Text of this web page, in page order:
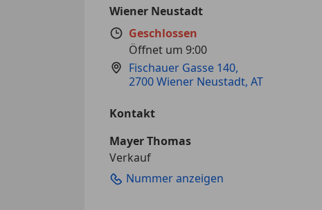
Wiener Neustadt
Geschlossen
Öffnet um 9:00
Fischauer Gasse 140,
2700 Wiener Neustadt, AT
Kontakt
Mayer Thomas
Verkauf
Nummer anzeigen